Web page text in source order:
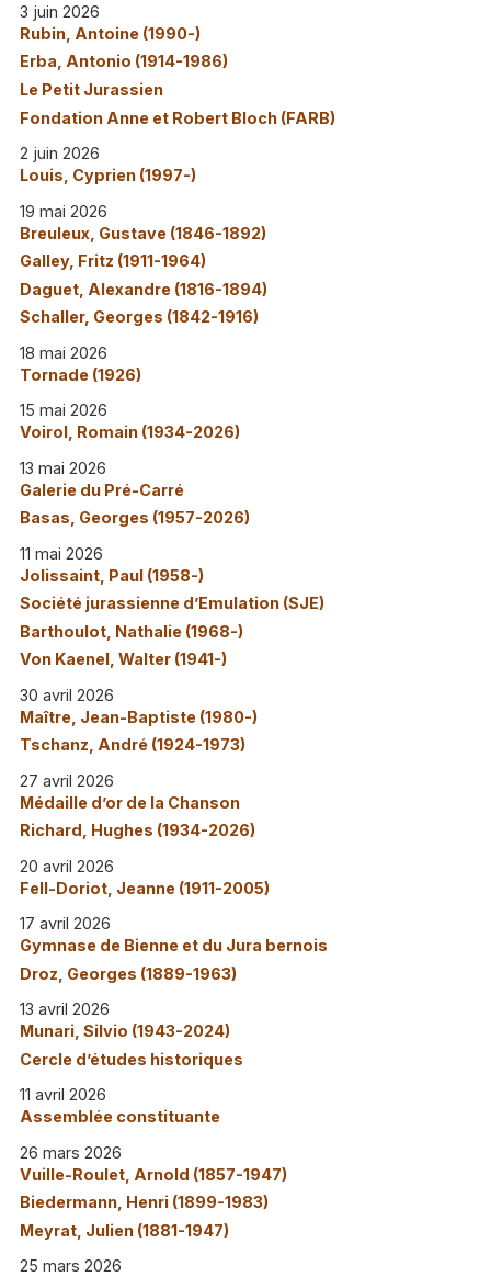
3 juin 2026
Rubin, Antoine (1990-)
Erba, Antonio (1914-1986)
Le Petit Jurassien
Fondation Anne et Robert Bloch (FARB)
2 juin 2026
Louis, Cyprien (1997-)
19 mai 2026
Breuleux, Gustave (1846-1892)
Galley, Fritz (1911-1964)
Daguet, Alexandre (1816-1894)
Schaller, Georges (1842-1916)
18 mai 2026
Tornade (1926)
15 mai 2026
Voirol, Romain (1934-2026)
13 mai 2026
Galerie du Pré-Carré
Basas, Georges (1957-2026)
11 mai 2026
Jolissaint, Paul (1958-)
Société jurassienne d’Emulation (SJE)
Barthoulot, Nathalie (1968-)
Von Kaenel, Walter (1941-)
30 avril 2026
Maître, Jean-Baptiste (1980-)
Tschanz, André (1924-1973)
27 avril 2026
Médaille d’or de la Chanson
Richard, Hughes (1934-2026)
20 avril 2026
Fell-Doriot, Jeanne (1911-2005)
17 avril 2026
Gymnase de Bienne et du Jura bernois
Droz, Georges (1889-1963)
13 avril 2026
Munari, Silvio (1943-2024)
Cercle d’études historiques
11 avril 2026
Assemblée constituante
26 mars 2026
Vuille-Roulet, Arnold (1857-1947)
Biedermann, Henri (1899-1983)
Meyrat, Julien (1881-1947)
25 mars 2026